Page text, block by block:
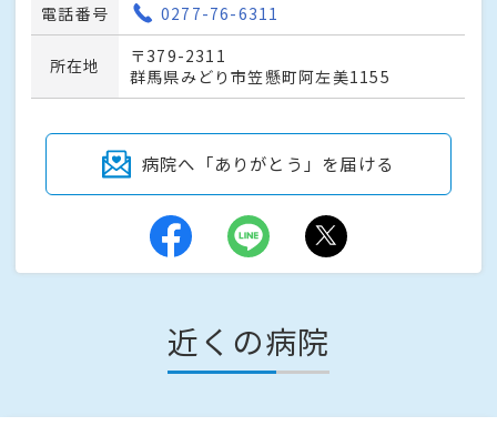
電話番号 0277-76-6311
所在地
〒379-2311
群馬県みどり市笠懸町阿左美1155
病院へ「ありがとう」を届ける
近くの病院